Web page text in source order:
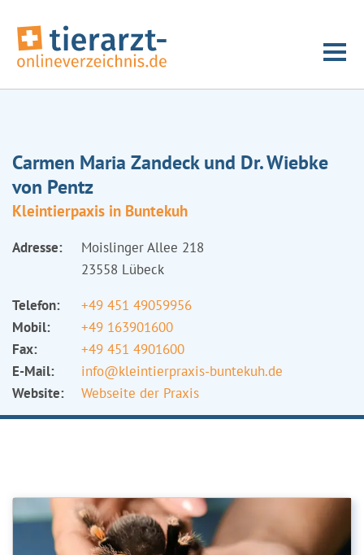
Carmen Maria Zandeck und Dr. Wiebke
von Pentz
Kleintierpaxis in Buntekuh
Adresse:
Moislinger Allee 218
23558 Lübeck
Telefon:
+49 451 49059956
Mobil:
+49 163901600
Fax:
+49 451 4901600
E-Mail:
info@kleintierpraxis-buntekuh.de
Website:
Webseite der Praxis